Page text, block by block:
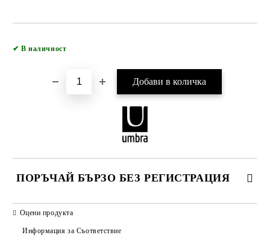
✔ В наличност
ПОРЪЧАЙ БЪРЗО БЕЗ РЕГИСТРАЦИЯ
Оцени продукта
Информация за Съответствие